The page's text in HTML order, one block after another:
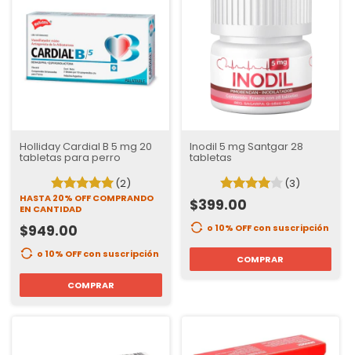
Holliday Cardial B 5 mg 20
tabletas para perro
(2)
HASTA 20% OFFCOMPRANDO
EN CANTIDAD
$949.00
o 10% OFFcon suscripción
COMPRAR
Inodil 5 mg Santgar 28
tabletas
(3)
$399.00
o 10% OFFcon suscripción
COMPRAR